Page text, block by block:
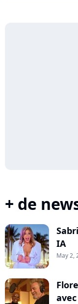
+ de
IA
May 2,